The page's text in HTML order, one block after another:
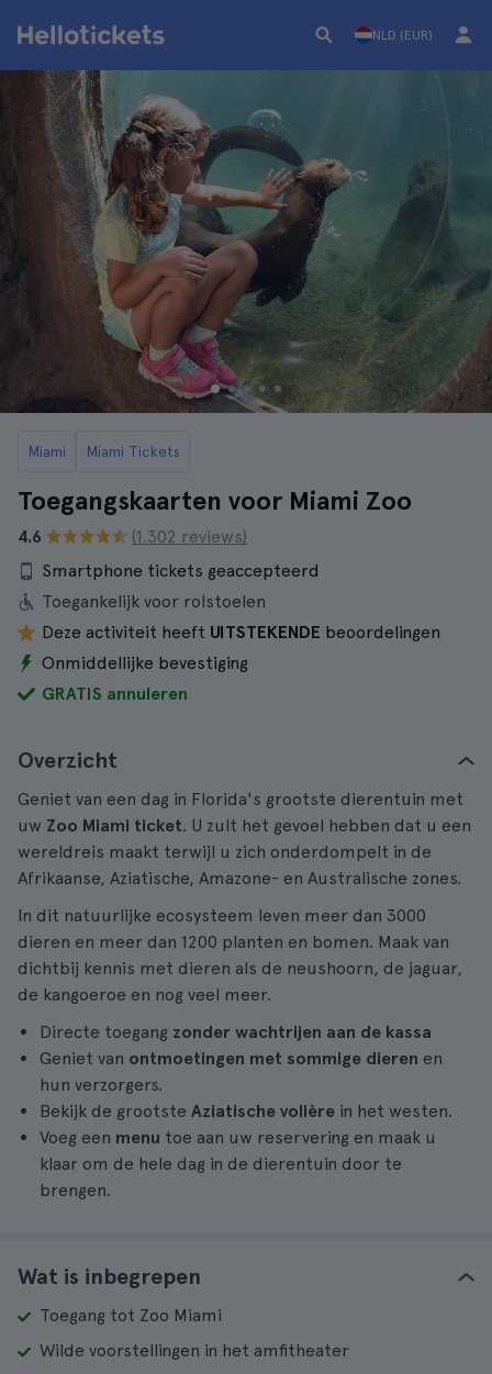
NLD (EUR)
Miami Miami Tickets
Toegangskaarten voor Miami Zoo
4.6
(1.302 reviews)
Smartphone tickets geaccepteerd
Toegankelijk voor rolstoelen
Deze activiteit heeft UITSTEKENDE beoordelingen
Onmiddellijke bevestiging
GRATIS annuleren
Overzicht
Geniet van een dag in Florida's grootste dierentuin met
uw Zoo Miami ticket. U zult het gevoel hebben dat u een
wereldreis maakt terwijl u zich onderdompelt in de
Afrikaanse, Aziatische, Amazone- en Australische zones.
In dit natuurlijke ecosysteem leven meer dan 3000
dieren en meer dan 1200 planten en bomen. Maak van
dichtbij kennis met dieren als de neushoorn, de jaguar,
de kangoeroe en nog veel meer.
Directe toegang zonder wachtrijen aan de kassa
Geniet van ontmoetingen met sommige dieren en
hun verzorgers.
Bekijk de grootste Aziatische volière in het westen.
Voeg een menu toe aan uw reservering en maak u
klaar om de hele dag in de dierentuin door te
brengen.
Wat is inbegrepen
Toegang tot Zoo Miami
Wilde voorstellingen in het amfitheater